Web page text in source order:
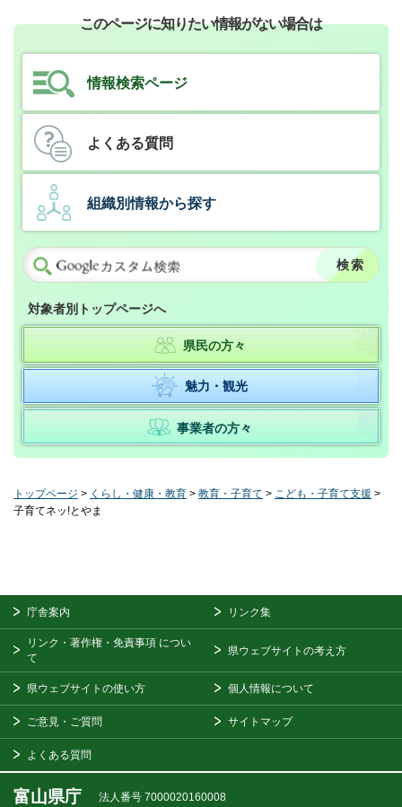
このページに知りたい情報がない場合は
情報検索ページ
よくある質問
組織別情報から探す
対象者別トップページへ
県民の方々
魅力・観光
事業者の方々
トップページ > くらし・健康・教育 > 教育・子育て > こども・子育て支援 >
子育てネッ!とやま
庁舎案内 リンク集
リンク・著作権・免責事項 につい
て
県ウェブサイトの考え方
県ウェブサイトの使い方 個人情報について
ご意見・ご質問 サイトマップ
よくある質問
富山県庁 法人番号 7000020160008